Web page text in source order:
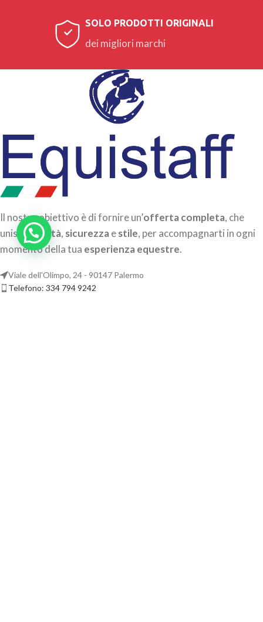
SOLO PRODOTTI ORIGINALI
dei migliori marchi
Il nostro obiettivo è di fornire un’offerta completa, che
uniscaqualità, sicurezzaestile, per accompagnarti in ogni
momento della tua esperienza equestre.
Viale dell'Olimpo, 24 - 90147 Palermo
Telefono: 334 794 9242